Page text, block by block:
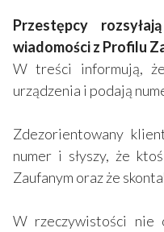
Przestępcy
wiadomości z Profilu
W treści informują,
urządzenia i podają
Zdezorientowany
numer i słyszy, że
Zaufanym oraz że
W rzeczywistości nie